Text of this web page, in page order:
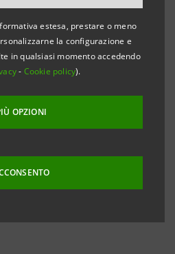
estesa, prestare o meno
la configurazione e
in qualsiasi momento accedendo
- Cookie policy).
OPZIONI
la Sede sociale e la Borsa
group.intesasanpaolo.com